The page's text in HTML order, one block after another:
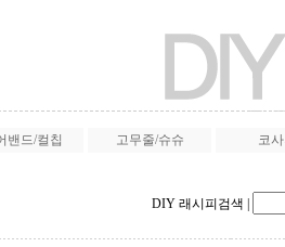
밴드/컬칩 고무줄/슈슈 코
DIY 래시피검색